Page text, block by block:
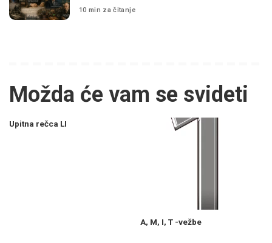
10 min za čitanje
Možda će vam se svideti
Upitna rečca LI
A, M, I, T -vežbe